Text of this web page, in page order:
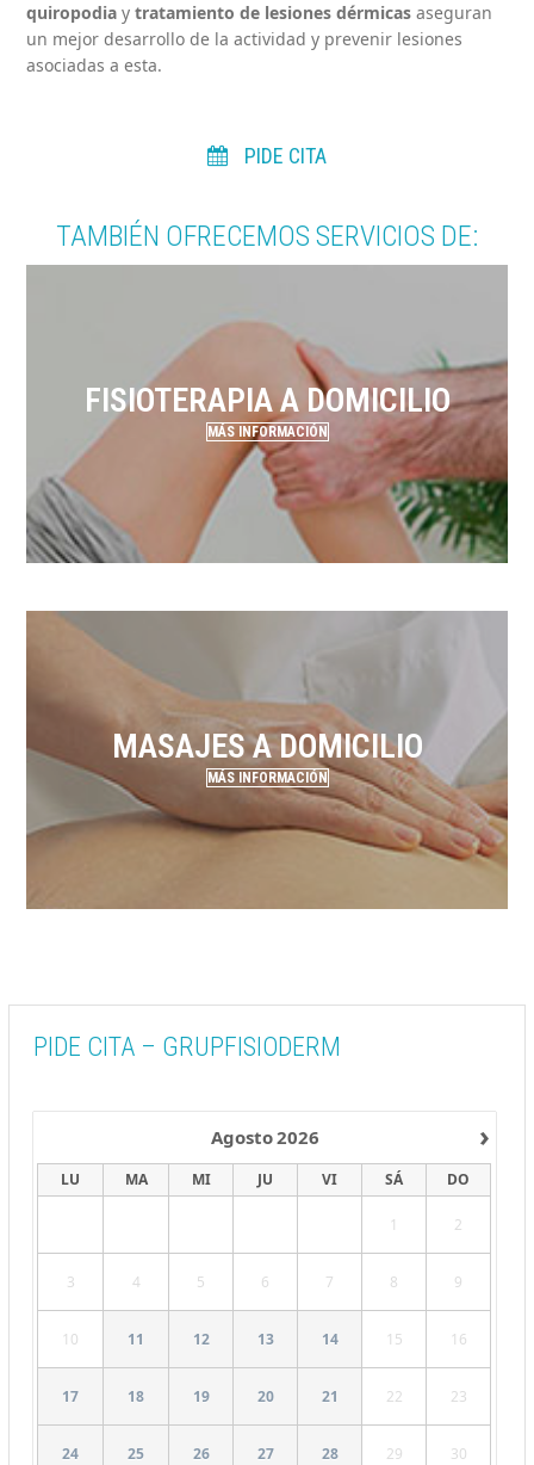
quiropodia y tratamiento de lesiones dérmicas aseguran
un mejor desarrollo de la actividad y prevenir lesiones
asociadas a esta.
PIDE CITA
TAMBIÉN OFRECEMOS SERVICIOS DE:
FISIOTERAPIA A DOMICILIO
MÁS INFORMACIÓN
MASAJES A DOMICILIO
MÁS INFORMACIÓN
PIDE CITA – GRUPFISIODERM
›
Agosto2026
LU MA MI JU VI SÁ DO
1 2
3 4 5 6 7 8 9
10 11 12 13 14 15 16
17 18 19 20 21 22 23
24 25 26 27 28 29 30